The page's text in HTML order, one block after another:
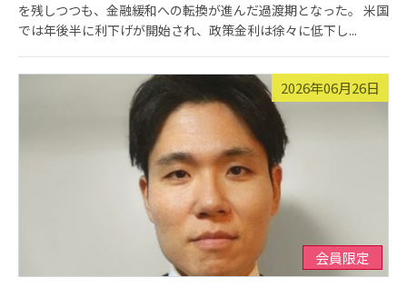
を残しつつも、金融緩和への転換が進んだ過渡期となった。 米国
では年後半に利下げが開始され、政策金利は徐々に低下し...
2026年06月26日
会員限定